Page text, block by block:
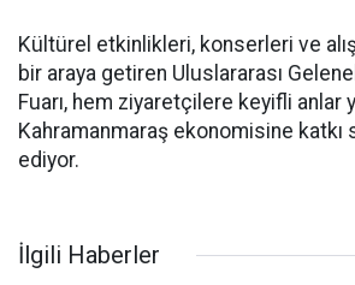
Kültürel etkinlikleri, konserleri ve
bir araya getiren Uluslararası
Fuarı, hem ziyaretçilere keyifli anlar
Kahramanmaraş ekonomisine katkı
ediyor.
İlgili Haberler